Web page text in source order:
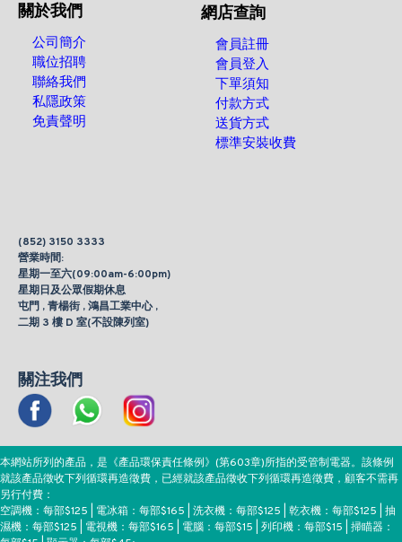
關於我們
公司簡介
職位招聘
聯絡我們
私隱政策
免責聲明
網店查詢
會員註冊
會員登入
下單須知
付款方式
送貨方式
標準安裝收費
(852) 3150 3333
營業時間:
星期一至六(09:00am-6:00pm)
星期日及公眾假期休息
屯門 , 青楊街 , 鴻昌工業中心 ,
二期 3 樓 D 室(不設陳列室)
關注我們
本網站所列的產品，是《產品環保責任條例》(第603章)所指的受管制電器。該條例
就該產品徵收下列循環再造徵費，已經就該產品徵收下列循環再造徵費，顧客不需再
另行付費：
空調機：每部$125 | 電冰箱：每部$165 | 洗衣機：每部$125 | 乾衣機：每部$125 | 抽
濕機：每部$125 | 電視機：每部$165 | 電腦：每部$15 | 列印機：每部$15 | 掃瞄器：